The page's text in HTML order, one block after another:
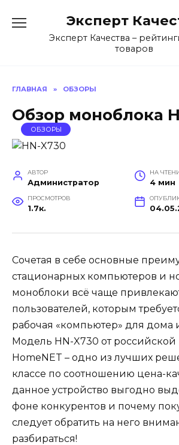
содержанию
Эксперт
Эксперт Качества –
товаров
ГЛАВНАЯ » ОБЗОРЫ
Обзор моноблока
ОБЗОРЫ
АВТОР
Администратор
НА
4 мин
ПРОСМОТРОВ
1.7к.
Сочетая в себе основные
стационарных компьютеров и
моноблоки всё чаще
пользователей, которым
рабочая «компьютер» для дома
Модель HN-X730 от
HomeNET – одно из лучших
классе по соотношению цена-
данное устройство выгодно
фоне конкурентов и почему
следует обратить на него
разбираться!